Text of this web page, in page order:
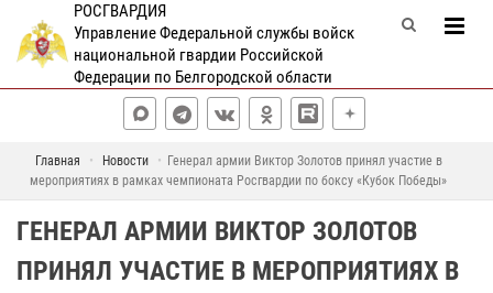
РОСГВАРДИЯ
Управление Федеральной службы войск
национальной гвардии Российской
Федерации по Белгородской области
Главная Новости
Генерал армии Виктор Золотов принял участие в
мероприятиях в рамках чемпионата Росгвардии по боксу «Кубок Победы»
ГЕНЕРАЛ АРМИИ ВИКТОР ЗОЛОТОВ
ПРИНЯЛ УЧАСТИЕ В МЕРОПРИЯТИЯХ В